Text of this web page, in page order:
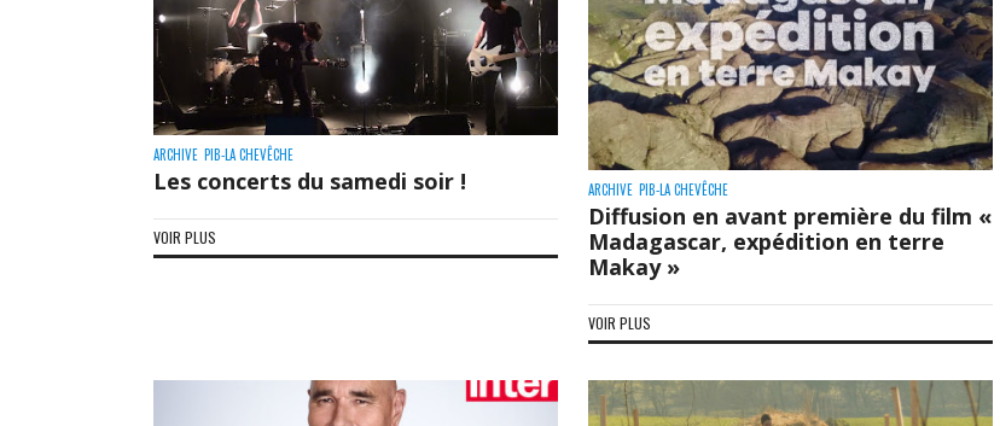
ARCHIVE PIB-LA CHEVÊCHE
Les concerts du samedi soir !
VOIR PLUS
ARCHIVE PIB-LA CHEVÊCHE
Diffusion en avant première du film «
Madagascar, expédition en terre
Makay »
VOIR PLUS